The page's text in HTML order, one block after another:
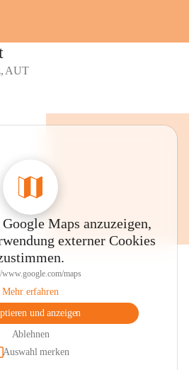
AUT
Maps anzuzeigen,
externer Cookies
www.google.com/maps
Mehr erfahren
und anzeigen
Ablehnen
Auswahl merken